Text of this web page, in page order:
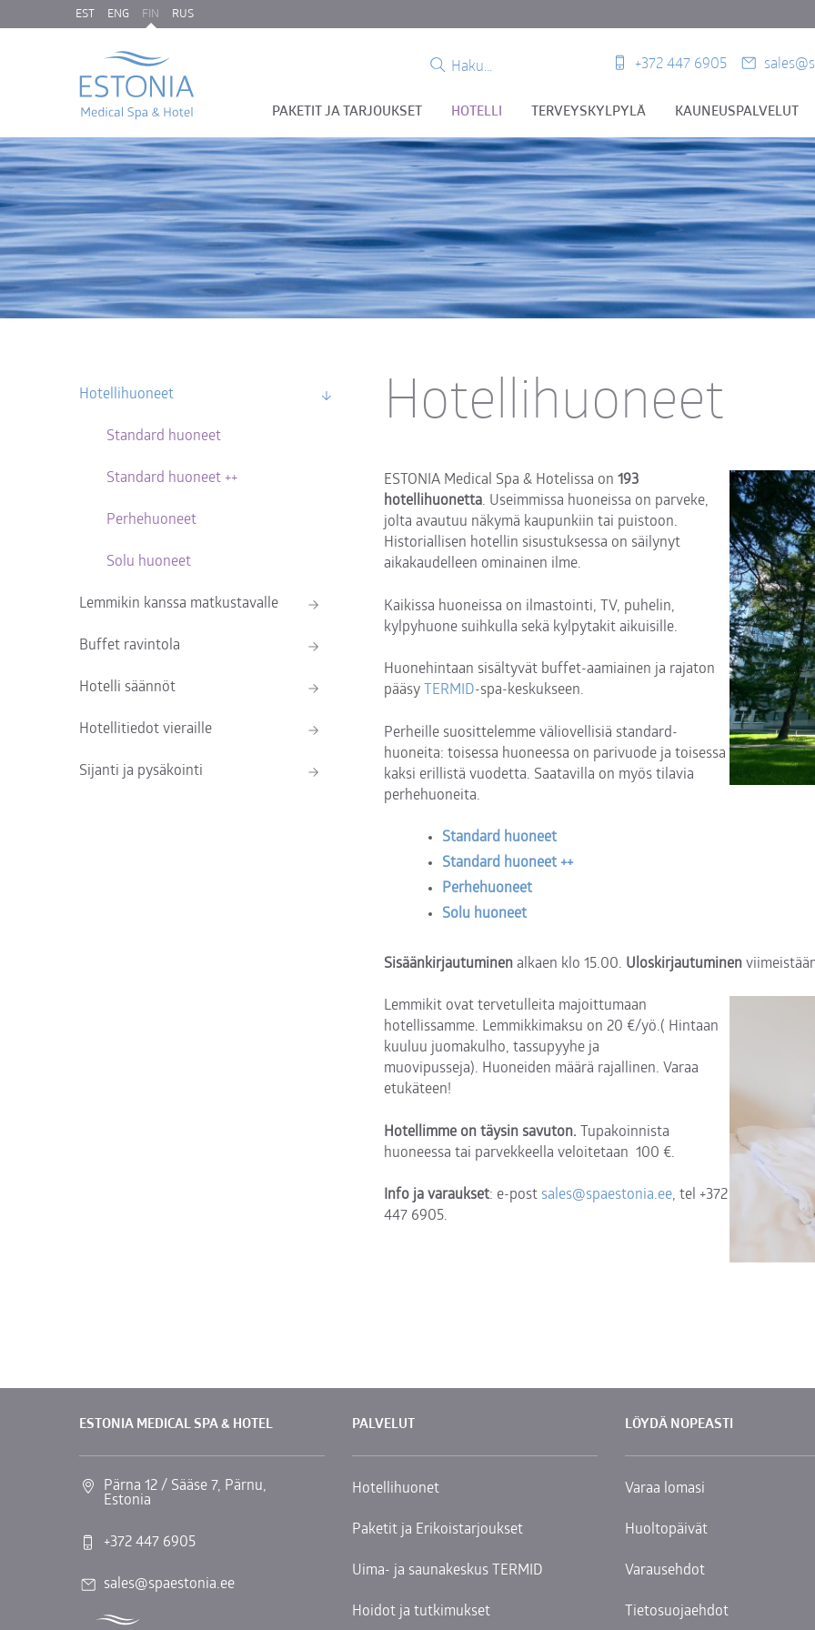
EST ENG FIN RUS
+372 447 6905
PAKETIT JA TARJOUKSET HOTELLI TERVEYSKYLPYLÄ KAUNEUSPALVELUT
Hotellihuoneet
Standard huoneet
Standard huoneet ++
Perhehuoneet
Solu huoneet
Lemmikin kanssa matkustavalle
Buffet ravintola
Hotelli säännöt
Hotellitiedot vieraille
Sijanti ja pysäkointi
Hotellihuoneet
ESTONIA Medical Spa & Hotelissa on 193
hotellihuonetta. Useimmissa huoneissa on parveke,
jolta avautuu näkymä kaupunkiin tai puistoon.
Historiallisen hotellin sisustuksessa on säilynyt
aikakaudelleen ominainen ilme.
Kaikissa huoneissa on ilmastointi, TV, puhelin,
kylpyhuone suihkulla sekä kylpytakit aikuisille.
Huonehintaan sisältyvät buffet-aamiainen ja rajaton
pääsy TERMID-spa-keskukseen.
Perheille suosittelemme väliovellisiä standard-
huoneita: toisessa huoneessa on parivuode ja toisessa
kaksi erillistä vuodetta. Saatavilla on myös tilavia
perhehuoneita.
Standard huoneet
Standard huoneet ++
Perhehuoneet
Solu huoneet
Sisäänkirjautuminen alkaen klo 15.00. Uloskirjautuminen
Lemmikit ovat tervetulleita majoittumaan
hotellissamme. Lemmikkimaksu on 20 €/yö.( Hintaan
kuuluu juomakulho, tassupyyhe ja
muovipusseja). Huoneiden määrä rajallinen. Varaa
etukäteen!
Hotellimme on täysin savuton. Tupakoinnista
huoneessa tai parvekkeella veloitetaan 100 €.
Info ja varaukset: e-post sales@spaestonia.ee, tel +372
447 6905.
ESTONIA MEDICAL SPA & HOTEL
Pärna 12 / Sääse 7, Pärnu,
Estonia
+372 447 6905
sales@spaestonia.ee
PALVELUT
Hotellihuonet
Paketit ja Erikoistarjoukset
Uima- ja saunakeskus TERMID
Hoidot ja tutkimukset
LÖYDÄ NOPEASTI
Varaa lomasi
Huoltopäivät
Varausehdot
Tietosuojaehdot